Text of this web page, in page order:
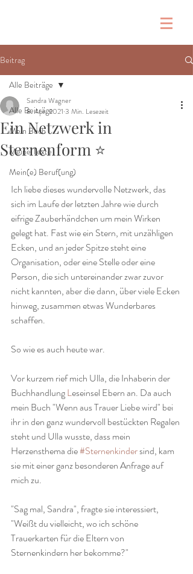
Beitrag
Alle Beiträge
Mein Buch
Meine Texte
Mein(e) Beruf(ung)
Alle Beiträge
Ein Netzwerk in
Sternenform ⭐
Sandra Wagner
8. Apr. 2021 3 Min. Lesezeit
Ich liebe dieses wundervolle Netzwerk, das
sich im Laufe der letzten Jahre wie durch
eifrige Zauberhändchen um mein Wirken
gelegt hat. Fast wie ein Stern, mit unzähligen
Ecken, und an jeder Spitze steht eine
Organisation, oder eine Stelle oder eine
Person, die sich untereinander zwar zuvor
nicht kannten, aber die dann, über viele Ecken
hinweg, zusammen etwas Wunderbares
schaffen.
So wie es auch heute war.
Vor kurzem rief mich Ulla, die Inhaberin der
Buchhandlung Leseinsel Ebern an. Da auch
mein Buch "Wenn aus Trauer Liebe wird" bei
ihr in den ganz wundervoll bestückten Regalen
steht und Ulla wusste, dass mein
Herzensthema die #Sternenkinder sind, kam
sie mit einer ganz besonderen Anfrage auf
mich zu.
"Sag mal, Sandra", fragte sie interessiert,
"Weißt du vielleicht, wo ich schöne
Trauerkarten für die Eltern von
Sternenkindern her bekomme?"